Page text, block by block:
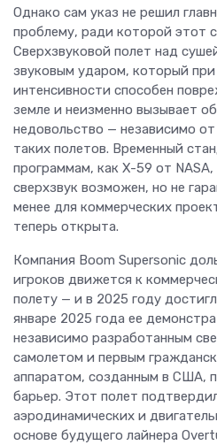
Однако сам указ не решил
проблему, ради которой этот
Сверхзвуковой полет над
звуковым ударом, который
интенсивности способен
земле и неизменно вызывает
недовольство — независимо
таких полетов. Временный
программам, как X-59 от
сверхзвук возможен, но не
менее для коммерческих
теперь открыта.
Компания Boom Supersonic
игроков движется к
полету — и в 2025 году
январе 2025 года ее
независимо разработанным
самолетом и первым
аппаратом, созданным в США,
барьер. Этот полет
аэродинамических и
основе будущего лайнера